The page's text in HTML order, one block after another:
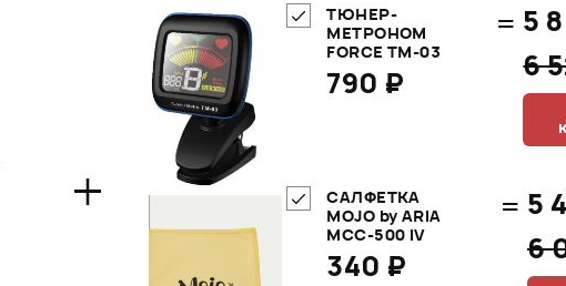
+
ТЮНЕР-
МЕТРОНОМ
FORCE TM-03
790 ₽
= 5
6
САЛФЕТКА
MOJO by ARIA
MCC-500 IV
340 ₽
= 5
6